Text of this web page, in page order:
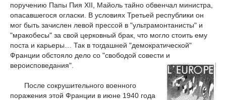
поручению Папы Пия XII, Майоль тайно обвенчал министра,
опасавшегося огласки. В условиях Третьей республики он
мог быть зачислен левой прессой в "ультрамонтанисты" и
"мракобесы" за свой церковный брак, что могло стоить ему
поста и карьеры… Так в тогдашней "демократической"
Франции обстояло дело со "свободой совести и
вероисповедания".
После сокрушительного военного
поражения этой Франции в июне 1940 года